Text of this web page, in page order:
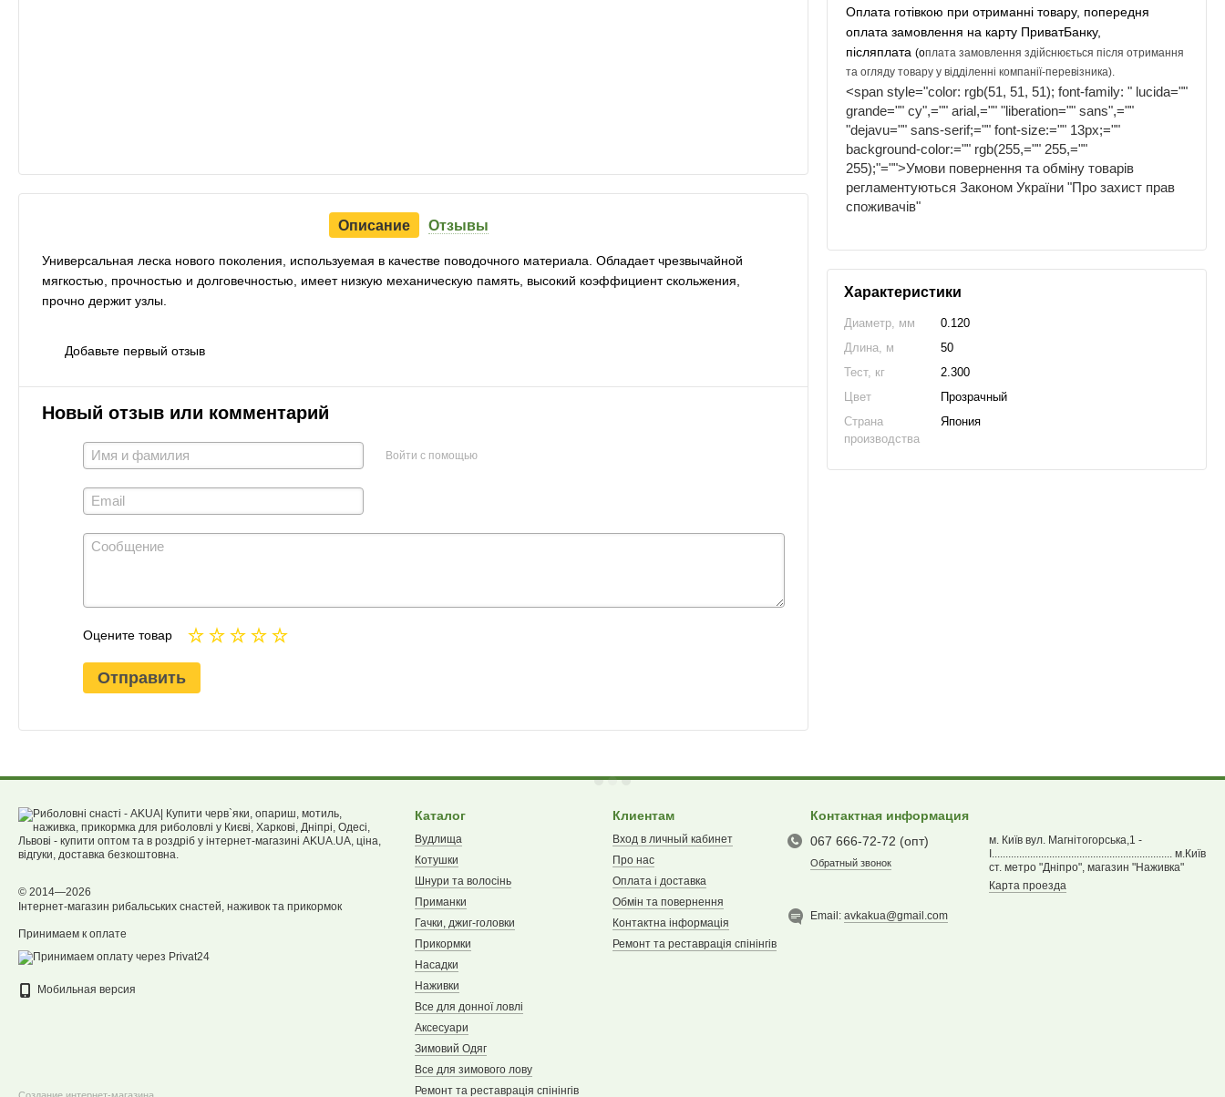
Описание Отзывы
Универсальная леска нового поколения, используемая в качестве поводочного материала. Обладает чрезвычайной
мягкостью, прочностью и долговечностью, имеет низкую механическую память, высокий коэффициент скольжения,
прочно держит узлы.
Добавьте первый отзыв
Новый отзыв или комментарий
Войти с помощью
Оцените товар
Отправить
Оплата готівкою при отриманні товару, попередня
оплата замовлення на карту ПриватБанку,
післяплата (оплата замовлення здійснюється після отримання
та огляду товару у відділенні компанії-перевізника).
<span style="color: rgb(51, 51, 51); font-family: " lucida=""
grande="" cy",="" arial,="" "liberation="" sans",=""
"dejavu="" sans-serif;="" font-size:="" 13px;=""
background-color:="" rgb(255,="" 255,=""
255);"="">Умови повернення та обміну товарів
регламентуються Законом України "Про захист прав
споживачів"
Характеристики
Диаметр, мм
0.120
Длина, м
50
Тест, кг
2.300
Цвет
Прозрачный
Страна
производства
Япония
© 2014—2026
Інтернет-магазин рибальських снастей, наживок та прикормок
Принимаем к оплате
Мобильная версия
Каталог
Вудлища
Котушки
Шнури та волосінь
Приманки
Гачки, джиг-головки
Прикормки
Насадки
Наживки
Все для донної ловлі
Аксесуари
Зимовий Одяг
Все для зимового лову
Ремонт та реставрація спінінгів
Клиентам
Вход в личный кабинет
Про нас
Оплата і доставка
Обмін та повернення
Контактна інформація
Ремонт та реставрація спінінгів
Контактная информация
067 666-72-72 (опт)
Обратный звонок
м. Київ вул. Магнітогорська,1 -
І.................................................................. м.Київ
ст. метро "Дніпро", магазин "Наживка"
Карта проезда
Email:avkakua@gmail.com